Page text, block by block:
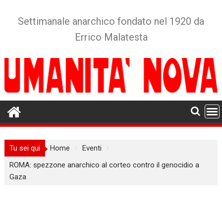
Settimanale anarchico fondato nel 1920 da
Errico Malatesta
Tu sei qui Home
Eventi
ROMA: spezzone anarchico al corteo contro il genocidio a
Gaza